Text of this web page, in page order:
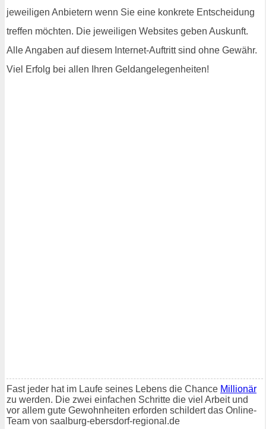
jeweiligen Anbietern wenn Sie eine konkrete Entscheidung
treffen möchten. Die jeweiligen Websites geben Auskunft.
Alle Angaben auf diesem Internet-Auftritt sind ohne Gewähr.
Viel Erfolg bei allen Ihren Geldangelegenheiten!
Fast jeder hat im Laufe seines Lebens die Chance Millionär
zu werden. Die zwei einfachen Schritte die viel Arbeit und
vor allem gute Gewohnheiten erforden schildert das Online-
Team von saalburg-ebersdorf-regional.de